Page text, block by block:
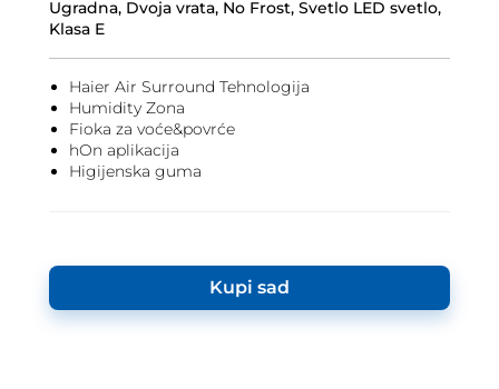
Ugradna, Dvoja vrata, No Frost, Svetlo LED svetlo,
Klasa E
Haier Air Surround Tehnologija
Humidity Zona
Fioka za voće&povrće
hOn aplikacija
Higijenska guma
Kupi sad